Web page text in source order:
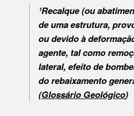
¹Recalque (ou
de uma estrutura,
ou devido à
agente, tal como
lateral, efeito de
do rebaixamento
(Glossário Geológico)